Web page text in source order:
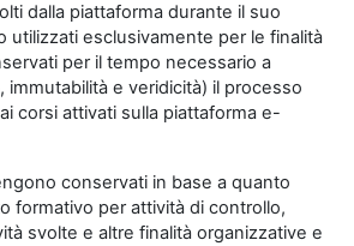
dalla piattaforma durante il suo
utilizzati esclusivamente per le finalità
per il tempo necessario a
immutabilità e veridicità) il processo
corsi attivati sulla piattaforma e-
conservati in base a quanto
formativo per attività di controllo,
svolte e altre finalità organizzative e